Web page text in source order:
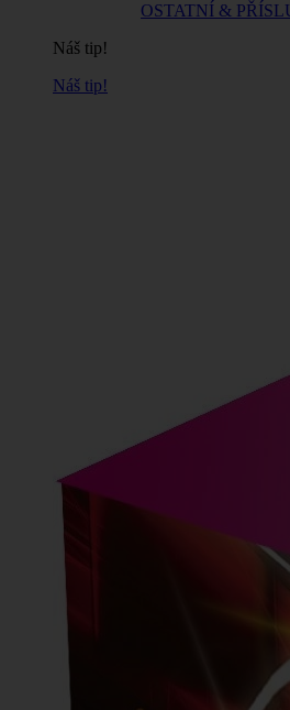
OSTATNÍ &
Náš tip!
Náš tip!